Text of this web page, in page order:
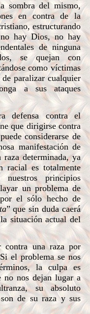
sombra del mismo,
en contra de la
estructurando
hay Dios, no hay
de ninguna
se quejan con
como víctimas
paralizar cualquier
a sus ataques
contra el
que dirigirse contra
considerarse de
manifestación de
determinada, ya
racial es totalmente
principios
un problema de
el sólo hecho de
” que sin duda caerá
situación actual del
una raza por
el problema se nos
la culpa es
no nos dejan lugar a
su absoluto
de su raza y sus